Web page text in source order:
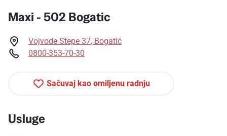
Sačuvaj kao omiljenu radnju
Maxi - 502 Bogatic
Vojvode Stepe 37, Bogatić
0800-353-70-30
Usluge